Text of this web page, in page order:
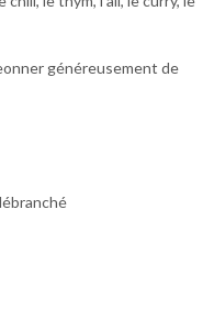
généreusement de